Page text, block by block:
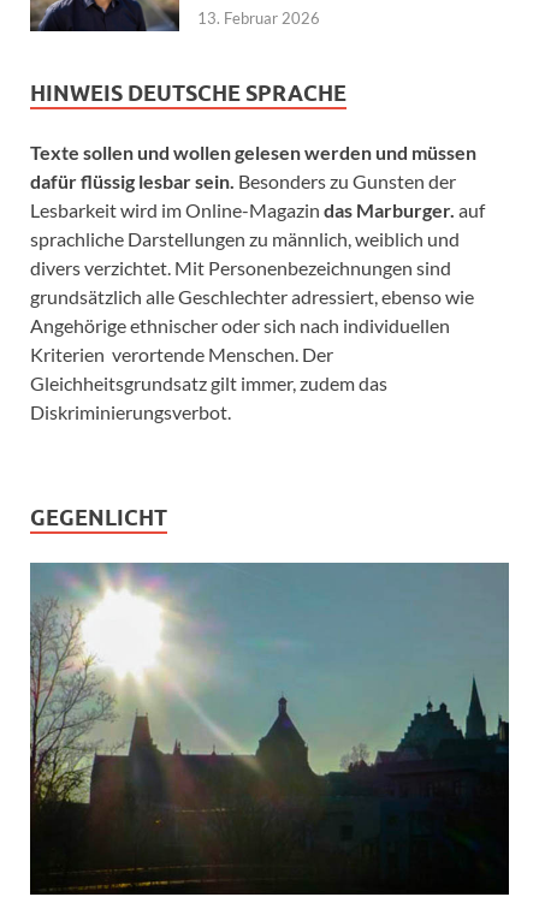
13. Februar 2026
HINWEIS DEUTSCHE SPRACHE
Texte sollen und wollen gelesen werden und müssen
dafür flüssig lesbar sein. Besonders zu Gunsten der
Lesbarkeit wird im Online-Magazin das Marburger. auf
sprachliche Darstellungen zu männlich, weiblich und
divers verzichtet. Mit Personenbezeichnungen sind
grundsätzlich alle Geschlechter adressiert, ebenso wie
Angehörige ethnischer oder sich nach individuellen
Kriterien verortende Menschen. Der
Gleichheitsgrundsatz gilt immer, zudem das
Diskriminierungsverbot.
GEGENLICHT